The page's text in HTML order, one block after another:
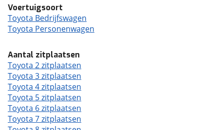
Voertuigsoort
Toyota Bedrijfswagen
Toyota Personenwagen
Aantal zitplaatsen
Toyota 2 zitplaatsen
Toyota 3 zitplaatsen
Toyota 4 zitplaatsen
Toyota 5 zitplaatsen
Toyota 6 zitplaatsen
Toyota 7 zitplaatsen